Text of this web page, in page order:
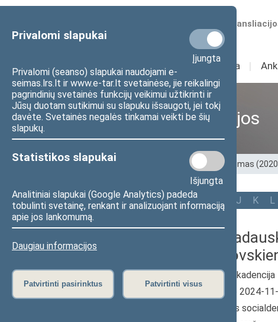
Privalomi slapukai
Įjungta
Privalomi (seanso) slapukai naudojami e-
seimas.lrs.lt ir www.e-tar.lt svetainėse, jie reikalingi
pagrindinių svetainės funkcijų veikimui užtikrinti ir
Jūsų duotam sutikimui su slapuku išsaugoti, jei tokį
davėte. Svetainės negalės tinkamai veikti be šių
slapukų.
Statistikos slapukai
Išjungta
Analitiniai slapukai (Google Analytics) padeda
tobulinti svetainę, renkant ir analizuojant informaciją
apie jos lankomumą.
Daugiau informacijos
Patvirtinti pasirinktus Patvirtinti visus
Numatomos
Sudėtis Veikla I
Ankstesnės kadencijos
Pradžia>Ankstesnės kadencijos > XIII Seimas
Visi A Ą B Č D G J K L
Laura
2024–2028 m. kadencija
Seimo narė nuo 2024-
Iškėlė: Lietuvos